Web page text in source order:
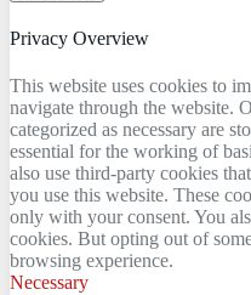
Privacy Overview
This website uses cookies to
navigate through the website.
categorized as necessary are
essential for the working of
also use third-party cookies
you use this website. These
only with your consent. You
cookies. But opting out of
browsing experience.
Necessary